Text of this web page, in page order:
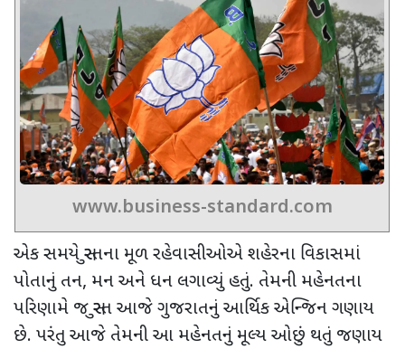
www.business-standard.com
એક સમયે સુરતના મૂળ રહેવાસીઓએ શહેરના વિકાસમાં
પોતાનું તન, મન અને ધન લગાવ્યું હતું. તેમની મહેનતના
પરિણામે જ સુરત આજે ગુજરાતનું આર્થિક એન્જિન ગણાય
છે. પરંતુ આજે તેમની આ મહેનતનું મૂલ્ય ઓછું થતું જણાય